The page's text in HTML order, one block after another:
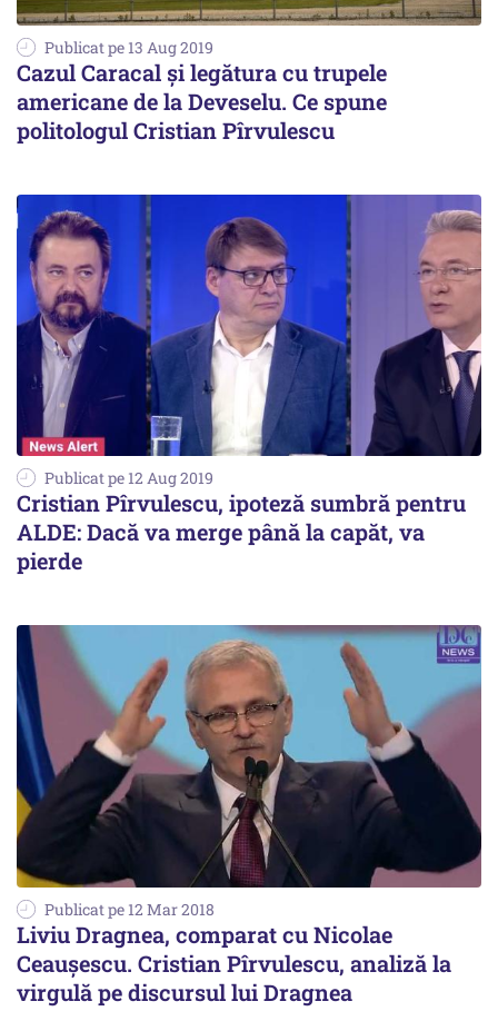
Publicat pe 13 Aug 2019
Cazul Caracal și legătura cu trupele
americane de la Deveselu. Ce spune
politologul Cristian Pîrvulescu
Publicat pe 12 Aug 2019
Cristian Pîrvulescu, ipoteză sumbră pentru
ALDE: Dacă va merge până la capăt, va
pierde
Publicat pe 12 Mar 2018
Liviu Dragnea, comparat cu Nicolae
Ceaușescu. Cristian Pîrvulescu, analiză la
virgulă pe discursul lui Dragnea